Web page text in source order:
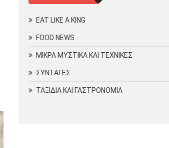
EAT LIKE A KING
FOOD NEWS
ΜΙΚΡΑ ΜΥΣΤΙΚΑ ΚΑΙ ΤΕΧΝΙΚΕΣ
ΣΥΝΤΑΓΕΣ
ΤΑΞΙΔΙΑ ΚΑΙ ΓΑΣΤΡΟΝΟΜΙΑ